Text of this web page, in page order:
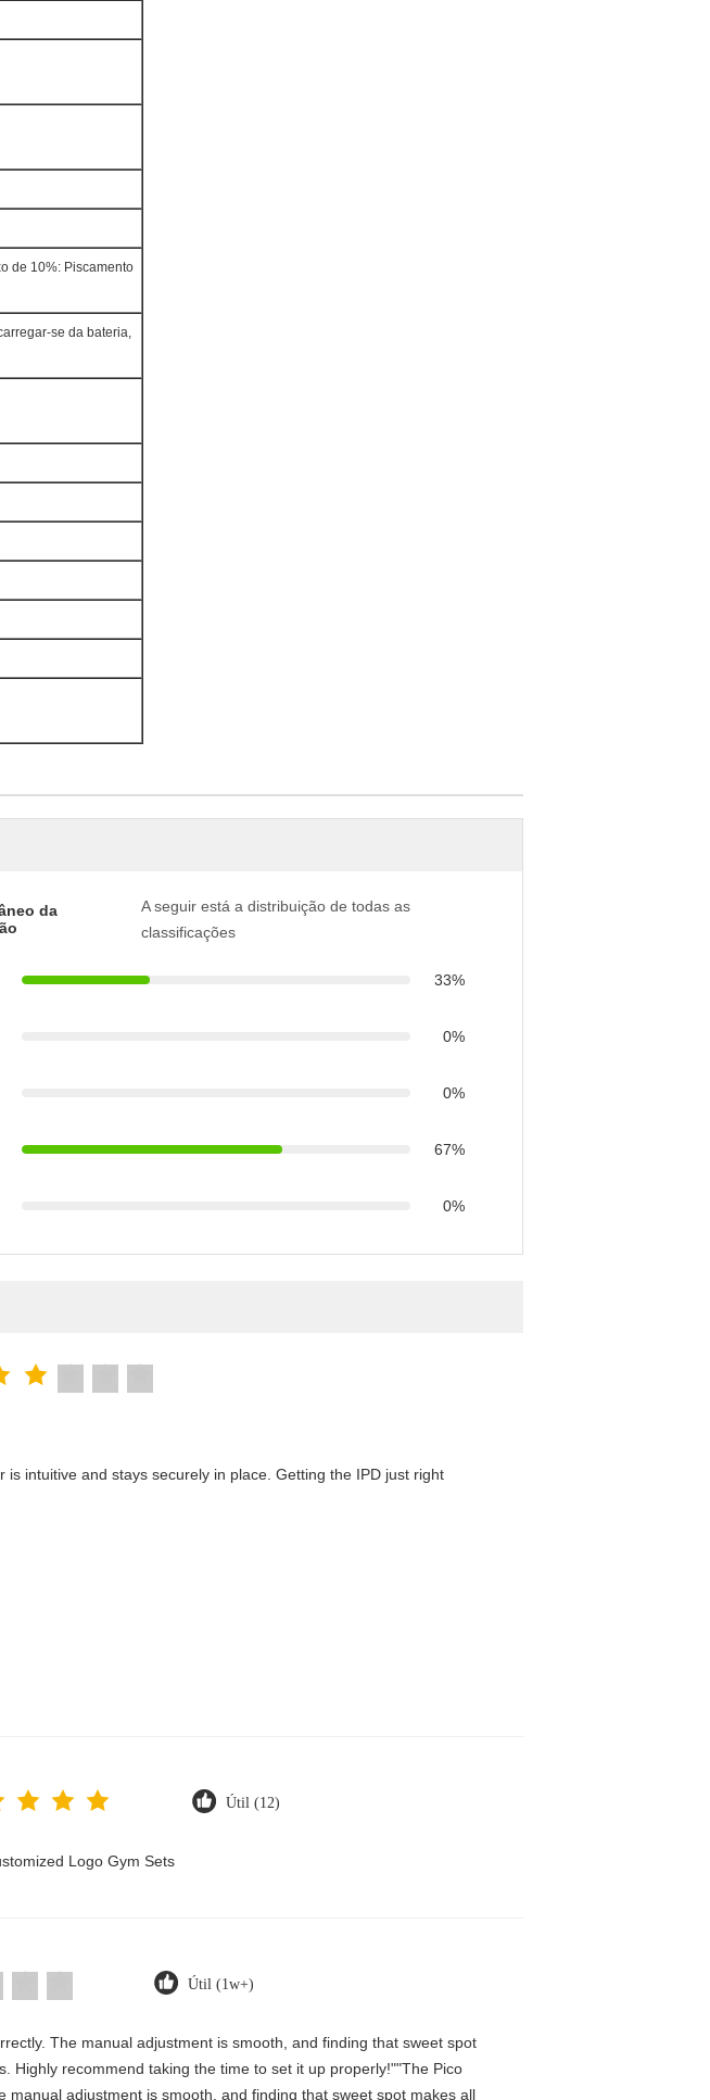
de 10%: Piscamento
se da bateria,
da
A seguir está a distribuição de todas as
classificações
33%
0%
0%
67%
0%
intuitive and stays securely in place. Getting the IPD just right
Útil (12)
Logo Gym Sets
Útil (1w+)
The manual adjustment is smooth, and finding that sweet spot
Highly recommend taking the time to set it up properly!""The Pico
adjustment is smooth, and finding that sweet spot makes all